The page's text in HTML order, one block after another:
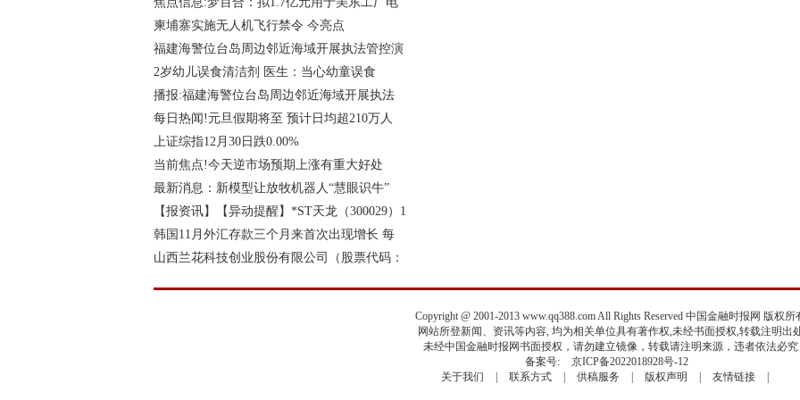
柬埔寨实施无人机飞行禁令 今亮点
福建海警位台岛周边邻近海域开展执法管控演
2岁幼儿误食清洁剂 医生：当心幼童误食
播报:福建海警位台岛周边邻近海域开展执法
每日热闻!元旦假期将至 预计日均超210万人
上证综指12月30日跌0.00%
当前焦点!今天逆市场预期上涨有重大好处
最新消息：新模型让放牧机器人“慧眼识牛”
【报资讯】【异动提醒】*ST天龙（300029）1
韩国11月外汇存款三个月来首次出现增长 每
山西兰花科技创业股份有限公司（股票代码：
Copyright @ 2001-2013 www.qq388.com All Rights Reserved 中国金融时报网 版权所
网站所登新闻、资讯等内容, 均为相关单位具有著作权,未经书面授权,转载注明出
未经中国金融时报网书面授权，请勿建立镜像，转载请注明来源，违者依法必究
备案号:
京ICP备2022018928号-12
关于我们
联系方式 供稿服务 版权声明 友情链接